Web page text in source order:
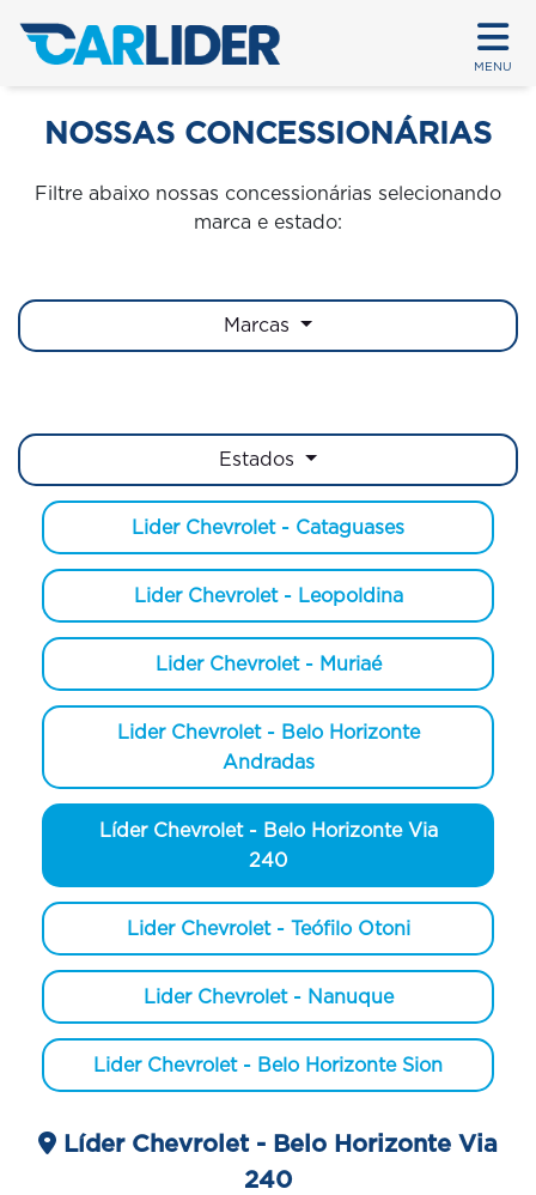
MENU
NOSSAS CONCESSIONÁRIAS
Filtre abaixo nossas concessionárias selecionando
marca e estado:
Marcas
Estados
Lider Chevrolet - Cataguases
Lider Chevrolet - Leopoldina
Lider Chevrolet - Muriaé
Lider Chevrolet - Belo Horizonte
Andradas
Líder Chevrolet - Belo Horizonte Via
240
Lider Chevrolet - Teófilo Otoni
Lider Chevrolet - Nanuque
Lider Chevrolet - Belo Horizonte Sion
Líder Chevrolet - Belo Horizonte Via
240